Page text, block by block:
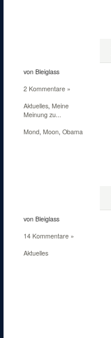
von Bleiglass
2 Kommentare »
Aktuelles, Meine
Meinung zu...
Mond, Moon, Obama
von Bleiglass
14 Kommentare »
Aktuelles